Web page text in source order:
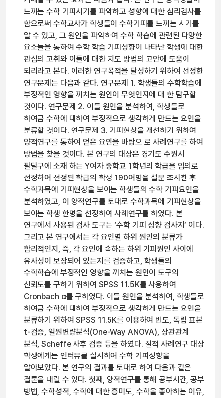
느끼는 수학 기피시기를 파악하고 성향에 대한 심리검사를
함으로써 수학교사가 학생들이 수학기피를 느끼는 시기를
알 수 있고, 그 원인을 파악하여 수학 학습에 관련된 다양한
요소들을 통하여 수학 학습 기피성향이 나타난 학생에 대한
관심의 고취와 이들에 대한 지도 방법의 고안에 도움이
되리라고 본다. 이러한 연구목적을 달성하기 위하여 선정한
연구문제는 다음과 같다. 연구문제 1. 학생들의 수학학습에
부정적인 영향을 끼치는 원인이 무엇인지에 대 한 탐구할
것이다. 연구문제 2. 이들 원인을 분석하여, 학생들로
하여금 수학에 대하여 부정적으로 생각하게 만드는 요인을
분류할 것이다. 연구문제 3. 기피현상을 개선하기 위하여
양적연구를 통하여 얻은 요인을 바탕으 로 사례연구를 하여
방법을 찾을 것이다. 본 연구의 대상은 경기도 수원시
팔달구에 소재 하는 Y여자 중학교 1학년의 학급을 임의로
선정하여 선정된 학급의 학생 190여명을 설문 조사한 후
수학과목에 기피현상을 보이는 학생들의 수학 기피요인을
분석하였고, 이 양적연구를 토대로 수학과목에 기피현상을
보이는 학생 한명을 선정하여 사례연구를 하였다. 본
연구에서 사용된 검사 도구는 ‘수학 기피 성향 검사지’ 이다.
그리고 본 연구에서는 각 요인별 하위 원인의 분류가
합리적인지, 즉, 각 요인에 속하는 하위 기피원인 사이에
유사성이 보장되어 있는지를 검증하고, 학생들의
수학학습에 부정적인 영향을 끼치는 원인이 도구의
신뢰도를 구하기 위하여 SPSS 11.5K를 사용하여
Cronbach α를 구하였다. 이들 원인을 분석하여, 학생들로
하여금 수학에 대하여 부정적으로 생각하게 만드는 요인을
분류하기 위하여 SPSS 11.5K를 이용하여 빈도, 독립 표본
t-검증, 일원변량분석(One-Way ANOVA), 상관관계
분석, Scheffe 사후 검증 등을 하였다. 질적 사례연구 대상
학생에게는 인터뷰를 실시하여 수학 기피성향을
알아보았다. 본 연구의 결과를 토대로 하여 다음과 같은
결론을 내릴 수 있다. 첫째, 양적연구를 통해 공부시간, 공부
방법, 수학성적, 수학에 대한 흥미도, 수학을 좋아하는 이유,